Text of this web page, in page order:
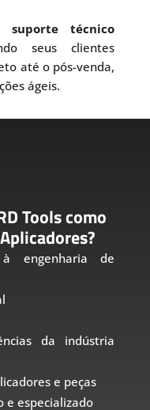
suporte técnico
seus clientes
até o pós-venda,
ágeis.
Tools como
à engenharia de
da indústria
e peças
e especializado